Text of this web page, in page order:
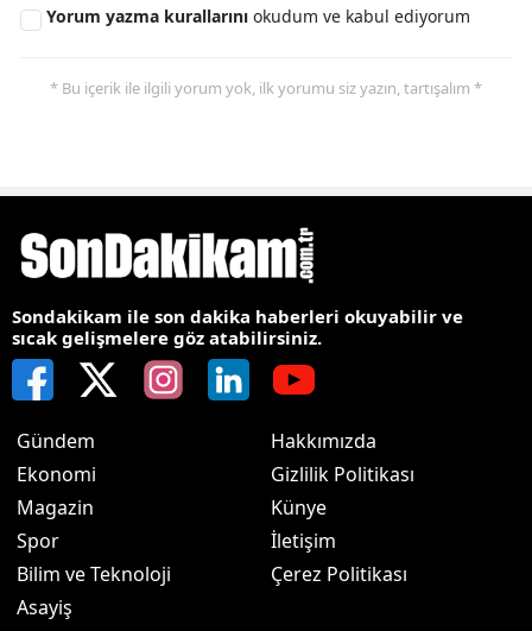
Yorum yazma kurallarını okudum ve kabul ediyorum
* Bu içerik ile ilgili yorum yok, ilk yorumu siz yazın, tartışalım *
Sondakikam ile son dakika haberleri okuyabilir ve
sıcak gelişmelere göz atabilirsiniz.
Gündem
Ekonomi
Magazin
Spor
Bilim ve Teknoloji
Asayiş
Hakkımızda
Gizlilik Politikası
Künye
İletişim
Çerez Politikası